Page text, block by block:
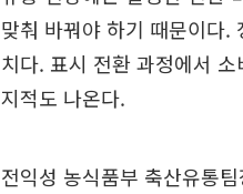
맞춰 바꿔야 하기 때문이다.
치다. 표시 전환 과정에서
지적도 나온다.
전익성 농식품부 축산유통